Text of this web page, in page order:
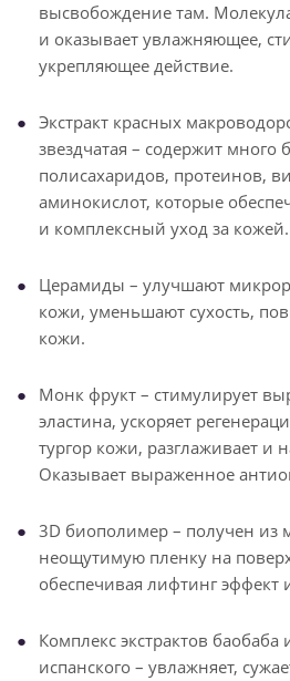
высвобождение там.
и оказывает увлажняющее,
укрепляющее действие.
Экстракт красных
звездчатая – содержит много
полисахаридов, протеинов,
аминокислот, которые
и комплексный уход за кожей.
Церамиды – улучшают
кожи, уменьшают сухость,
кожи.
Монк фрукт – стимулирует
эластина, ускоряет
тургор кожи, разглаживает и
Оказывает выраженное
3D биополимер – получен из
неощутимую пленку на
обеспечивая лифтинг эффект
Комплекс экстрактов баобаба
испанского – увлажняет,